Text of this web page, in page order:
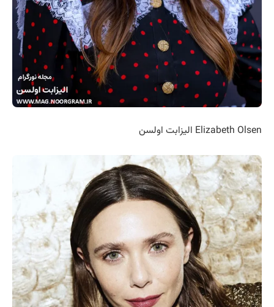
Elizabeth Olsen الیزابت اولسن